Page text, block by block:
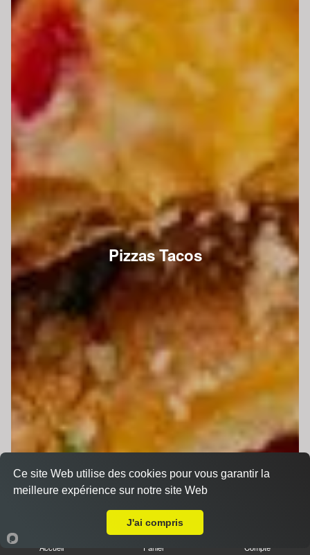
Pizzas Tacos
Accueil Panier Compte
Ce site Web utilise des cookies pour vous garantir la
meilleure expérience sur notre site Web
J'ai compris